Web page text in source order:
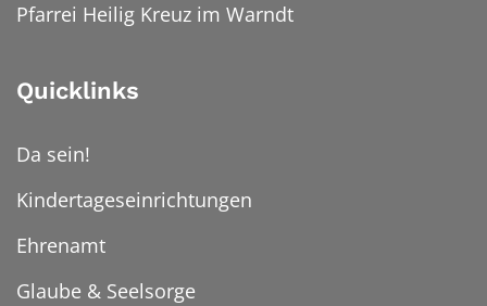
Pfarrei Heilig Kreuz im Warndt
Quicklinks
Da sein!
Kindertageseinrichtungen
Ehrenamt
Glaube & Seelsorge